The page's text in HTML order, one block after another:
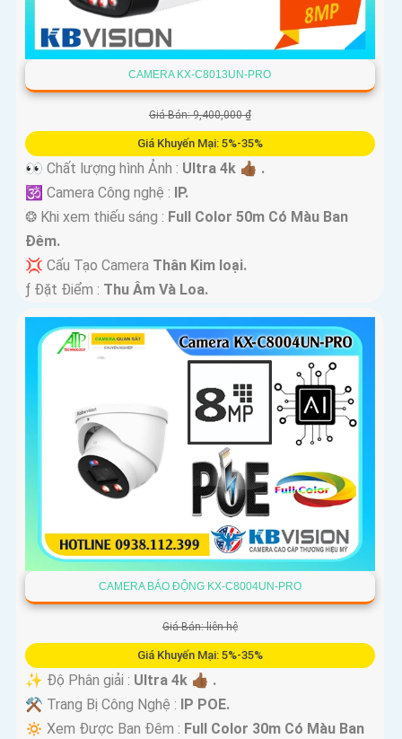
CAMERA KX-C8013UN-PRO
Giá Bán: 9,400,000 ₫
Giá Khuyến Mại: 5%-35%
️
👀 Chất lượng hình Ảnh : Ultra 4k 👍🏾 .
🕉️ Camera Công nghệ : IP.
❂ Khi xem thiếu sáng : Full Color 50m Có Màu Ban
Ðêm.
💢 Cấu Tạo Camera Thân Kim loại.
️ƒ Đặt Điểm : Thu Âm Và Loa.
CAMERA BÁO ĐỘNG KX-C8004UN-PRO
Giá Bán: liên hệ
Giá Khuyến Mại: 5%-35%
✨ Độ Phân giải : Ultra 4k 👍🏾 .
⚒ Trang Bị Công Nghệ : IP POE.
🔅 Xem Được Ban Đêm : Full Color 30m Có Màu Ban